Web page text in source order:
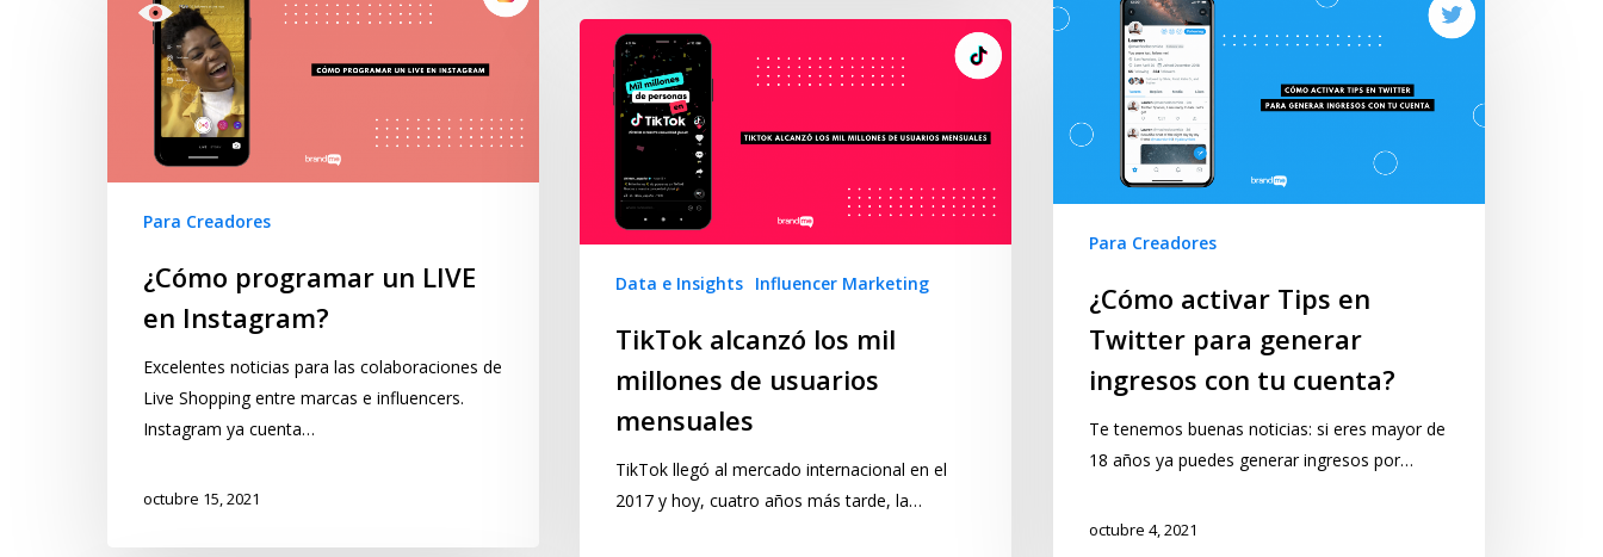
Para Creadores
¿Cómo programar un LIVE
en Instagram?
Excelentes noticias para las colaboraciones de
Live Shopping entre marcas e influencers.
Instagram ya cuenta…
octubre 15, 2021
Para Creadores
¿Cómo activar Tips en
Twitter para generar
ingresos con tu cuenta?
Te tenemos buenas noticias: si eres mayor de
18 años ya puedes generar ingresos por…
octubre 4, 2021
Data e Insights Influencer Marketing
TikTok alcanzó los mil
millones de usuarios
mensuales
TikTok llegó al mercado internacional en el
2017 y hoy, cuatro años más tarde, la…